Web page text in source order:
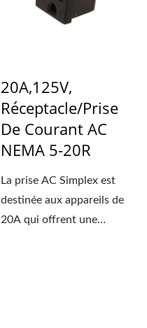
20A,125V,
Réceptacle/prise
De Courant AC
NEMA 5-20R
La prise AC Simplex est
destinée aux appareils de
20A qui offrent une